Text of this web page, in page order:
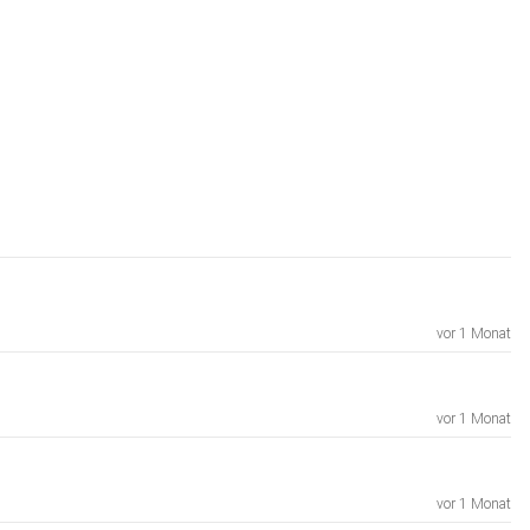
vor 1 Monat
vor 1 Monat
vor 1 Monat